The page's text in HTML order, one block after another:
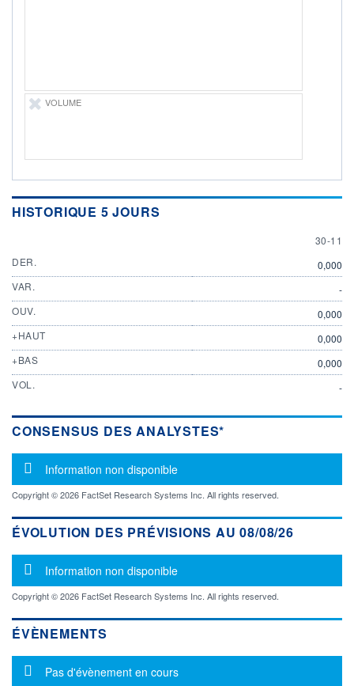
VOLUME
HISTORIQUE 5 JOURS
30
30-11
DER.
0,000
VAR.
-
OUV.
0,000
+HAUT
0,000
+BAS
0,000
VOL.
-
CONSENSUS DES ANALYSTES*
Message d'information
Information non disponible
Copyright © 2026 FactSet Research Systems Inc. All rights reserved.
ÉVOLUTION DES PRÉVISIONS AU 08/08/26
Message d'information
Information non disponible
Copyright © 2026 FactSet Research Systems Inc. All rights reserved.
ÉVÈNEMENTS
Message d'information
Pas d'évènement en cours